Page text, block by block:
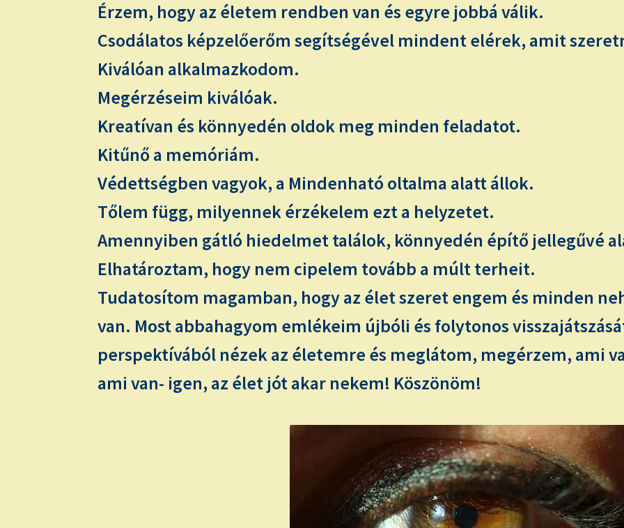
Érzem, hogy az életem rendben van és egyre jobbá válik.
Csodálatos képzelőerőm segítségével mindent elérek, amit
Kiválóan alkalmazkodom.
Megérzéseim kiválóak.
Kreatívan és könnyedén oldok meg minden feladatot.
Kitűnő a memóriám.
Védettségben vagyok, a Mindenható oltalma alatt állok.
Tőlem függ, milyennek érzékelem ezt a helyzetet.
Amennyiben gátló hiedelmet találok, könnyedén építő jellegűvé
Elhatároztam, hogy nem cipelem tovább a múlt terheit.
Tudatosítom magamban, hogy az élet szeret engem és minden
van. Most abbahagyom emlékeim újbóli és folytonos
perspektívából nézek az életemre és meglátom, megérzem, ami
ami van- igen, az élet jót akar nekem! Köszönöm!